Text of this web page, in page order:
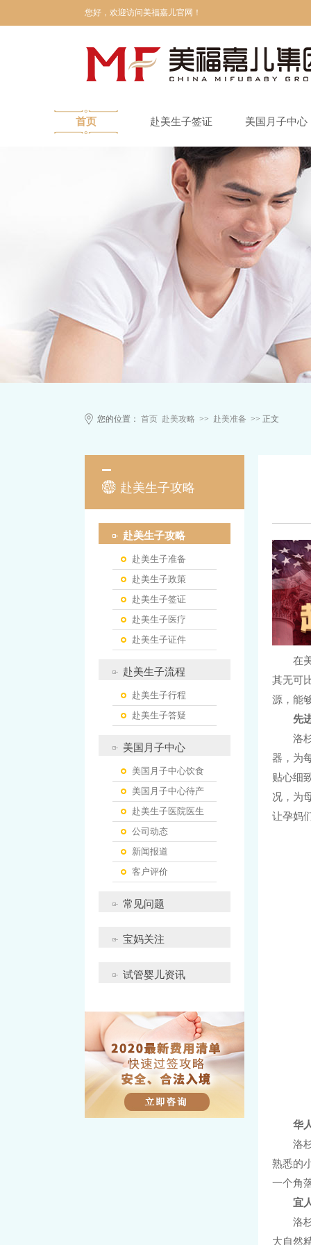
您好，欢迎访问美福嘉儿官网！
首页 赴美生子签证 美国月子中心
您的位置： 首页 赴美攻略 >> 赴美准备 >> 正文
在
其无可
源，能
先
洛
器，为
贴心细
况，为
让孕妈
华
洛
熟悉的
一个角
宜
洛
大自然
赴美生子攻略
赴美生子攻略
赴美生子准备
赴美生子政策
赴美生子签证
赴美生子医疗
赴美生子证件
赴美生子流程
赴美生子行程
赴美生子答疑
美国月子中心
美国月子中心饮食
美国月子中心待产
赴美生子医院医生
公司动态
新闻报道
客户评价
常见问题
宝妈关注
试管婴儿资讯